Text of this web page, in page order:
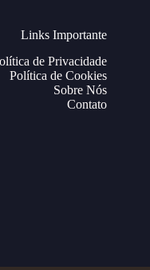
Links Importante
de Privacidade
Política de Cookies
Sobre Nós
Contato